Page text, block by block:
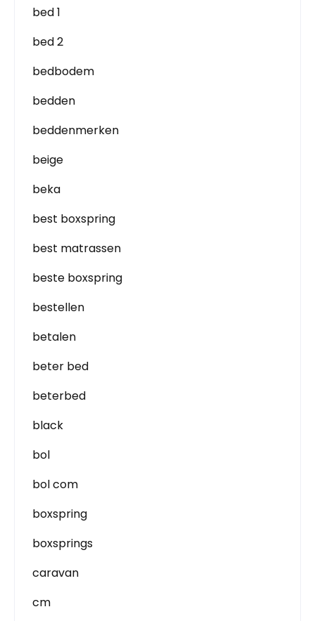
bed 1
bed 2
bedbodem
bedden
beddenmerken
beige
beka
best boxspring
best matrassen
beste boxspring
bestellen
betalen
beter bed
beterbed
black
bol
bol com
boxspring
boxsprings
caravan
cm